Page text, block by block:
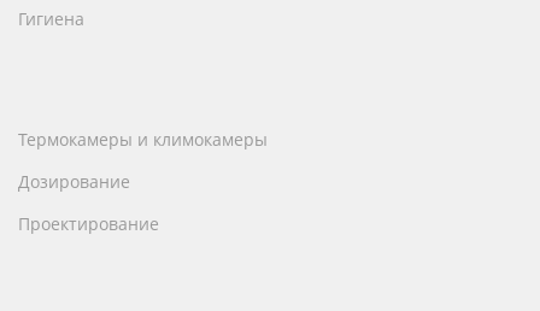
Гигиена
Термокамеры и климокамеры
Дозирование
Проектирование